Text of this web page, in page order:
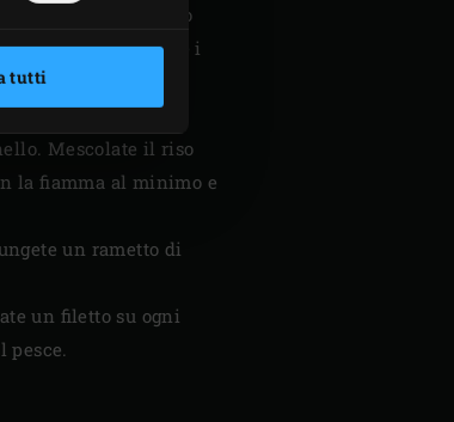
tutti
chiudete il coperchio
cottura. Cospargete i
dopo 5 minuti.
Mescolate il riso
la fiamma al minimo e
un rametto di
un filetto su ogni
pesce.